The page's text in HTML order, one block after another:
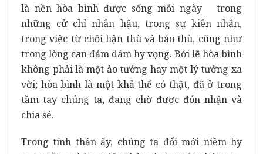
là nền hòa bình được sống mỗi ngày – trong
những cử chỉ nhân hậu, trong sự kiên nhẫn,
trong việc từ chối hận thù và báo thù, cũng như
trong lòng can đảm dám hy vọng. Bởi lẽ hòa bình
không phải là một ảo tưởng hay một lý tưởng xa
vời; hòa bình là một khả thể có thật, đã ở trong
tầm tay chúng ta, đang chờ được đón nhận và
chia sẻ.
Trong tinh thần ấy, chúng ta đổi mới niềm hy